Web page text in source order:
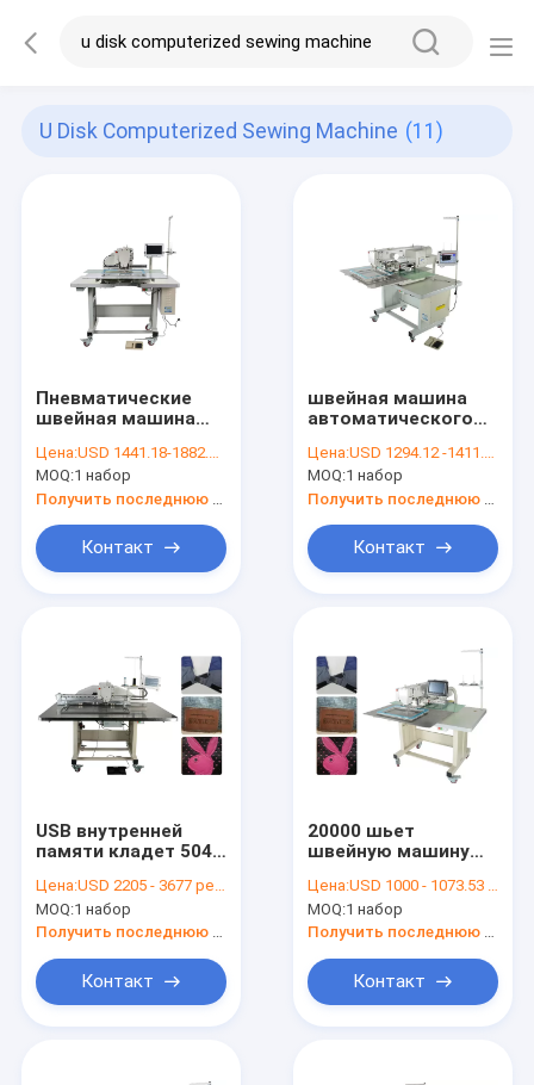
U Disk Computerized Sewing Machine (11)
Пневматические
швейная машина
u
компьютеризированная
Цена:USD 1441.18-1882.36 per set
MOQ:1 набор
Контакт
швейная машина
автоматического
высоты u 30mm
поднимаясь
Цена:USD 1294.12 -1411.77 per set
MOQ:1 набор
Контакт
USB внутренней
памяти кладет 5040
швейную машину в
мешки картины
Цена:USD 2205 - 3677 per set
MOQ:1 набор
Контакт
20000 шьет
швейную машину
300mm*200mm
кожаную
Цена:USD 1000 - 1073.53 per set
MOQ:1 набор
Контакт